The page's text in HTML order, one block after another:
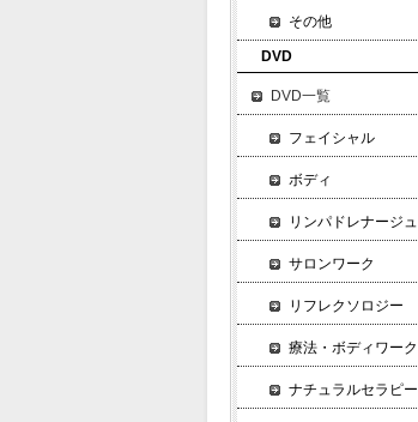
その他
DVD
DVD一覧
フェイシャル
ボディ
リンパドレナージュ
サロンワーク
リフレクソロジー
療法・ボディワーク
ナチュラルセラピー